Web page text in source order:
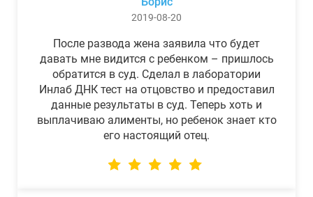
2019-08-20
После развода жена заявила что будет
давать мне видится с ребенком – пришлось
обратится в суд. Сделал в лаборатории
Инлаб ДНК тест на отцовство и предоставил
данные результаты в суд. Теперь хоть и
выплачиваю алименты, но ребенок знает кто
его настоящий отец.